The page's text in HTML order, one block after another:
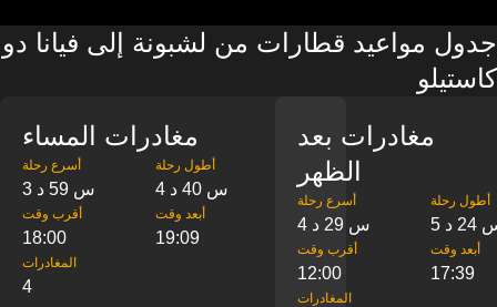
جدول مواعيد قطارات من لشبونة إلى فيانا دو
كاستيلو
مغادرات المساء
‎أسرع رحلة
3 س 59 د
‎أطول رحلة
4 س 40 د
‎أقرب وقت
18:00
‎أبعد وقت
19:09
‎المغادرات
4
مغادرات بعد
الظهر
‎أسرع رحلة
4 س 29 د
‎أطول رحلة
24 د
‎أقرب وقت
12:00
‎أبعد وقت
17:39
‎المغادرات